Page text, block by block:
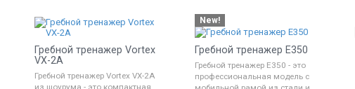
Гребной тренажер Vortex
VX-2A
Гребной тренажер Vortex VX-2A
из шоурума - это компактная
New!
Гребной тренажер E350
Гребной тренажер E350 - это
профессиональная модель с